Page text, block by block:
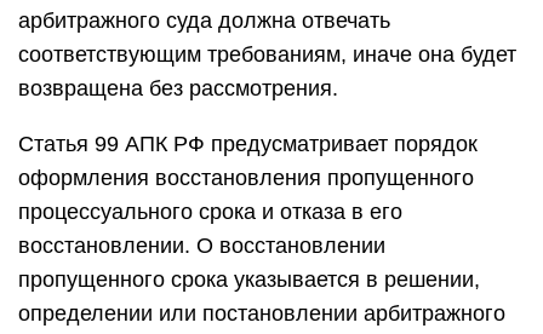
арбитражного суда должна отвечать
соответствующим требованиям, иначе она будет
возвращена без рассмотрения.
Статья 99 АПК РФ предусматривает порядок
оформления восстановления пропущенного
процессуального срока и отказа в его
восстановлении. О восстановлении
пропущенного срока указывается в решении,
определении или постановлении арбитражного